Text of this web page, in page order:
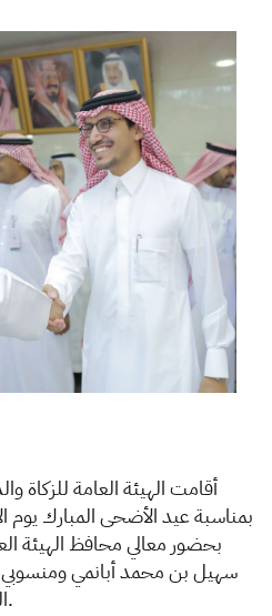
VAT
Tax Declaration
​​أقامت الهيئة العامة للزكاة
بحضور معالي محافظ الهيئة
سهيل بن محمد أبانمي ومنسوبي
الود والترحاب والألفة المتبادلة.